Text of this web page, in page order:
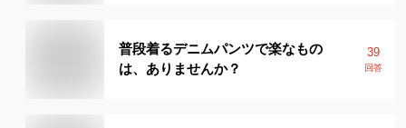
普段着るデニムパンツで楽なもの
は、ありませんか？
39
回答